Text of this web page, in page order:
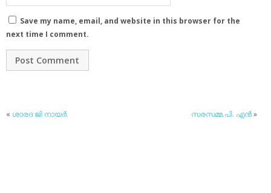
Save my name, email, and website in this browser for the
next time I comment.
« ശാരദ ജി നായര്‍ സരസമ്മ.പി. എന്‍»